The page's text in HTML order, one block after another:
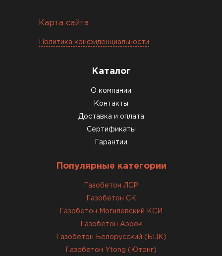
нормальном состоянии, без повреждений. С
ОСТАВИТЬ ОТЗЫВ
Карта сайта
Политика конфиденциальности
Каталог
О компании
Контакты
Доставка и оплата
Сертификаты
Гарантии
Популярные категории
Газобетон ЛСР
Газобетон СК
Газобетон Могилевский КСИ
Газобетон Аэрок
Газобетон Белорусский (БЦК)
Газобетон Ytong (Ютонг)